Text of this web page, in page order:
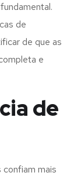
de
de que as
e
de
mais